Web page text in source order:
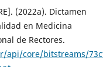
(2022a). Dictamen
en Medicina
de Rectores.
api/core/bitstreams/